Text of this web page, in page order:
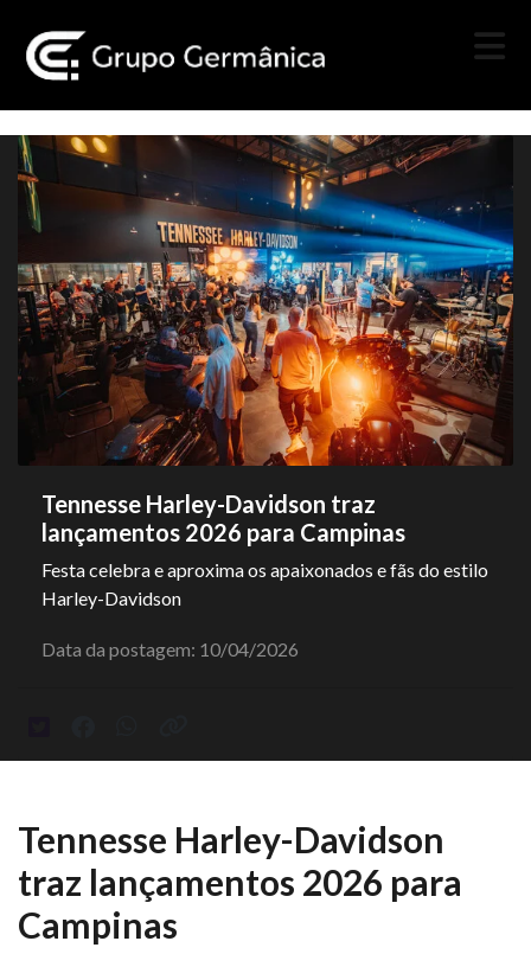
Tennesse Harley-Davidson traz
lançamentos 2026 para Campinas
Festa celebra e aproxima os apaixonados e fãs do estilo
Harley-Davidson
Data da postagem: 10/04/2026
Tennesse Harley-Davidson
traz lançamentos 2026 para
Campinas